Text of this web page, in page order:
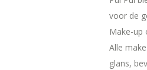
voor de
Make-up
Alle
glans,